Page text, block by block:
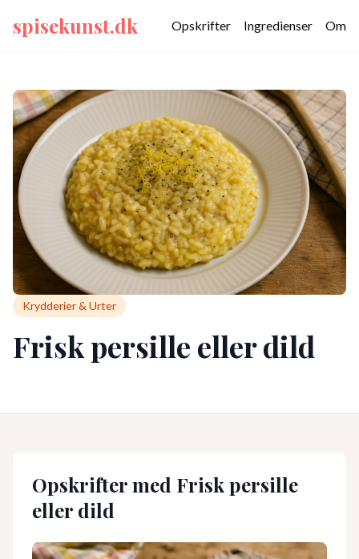
spisekunst.dk Opskrifter Ingredienser Om
Krydderier & Urter
Frisk persille eller dild
Opskrifter med Frisk persille
eller dild